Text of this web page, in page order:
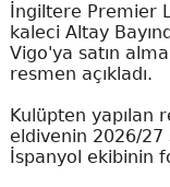
İngiltere Premier
kaleci Altay
Vigo'ya satın
resmen açıkladı.
Kulüpten yapılan
eldivenin 2026/27
İspanyol ekibinin